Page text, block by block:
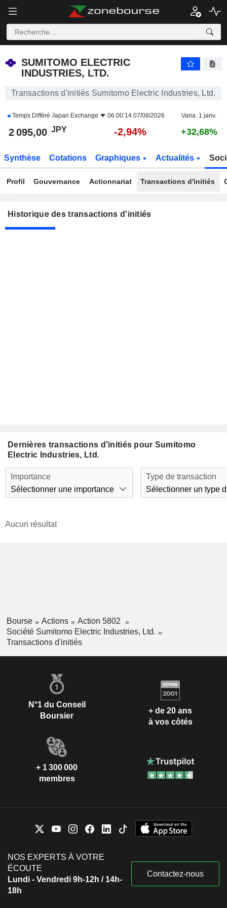
SUMITOMO ELECTRIC
INDUSTRIES, LTD.
Transactions d'initiés Sumitomo Electric Industries, Ltd.
Temps Différé Japan Exchange 06:00:14 07/08/2026 Varia. 1 janv.
2 095,00 JPY -2,94% +32,68%
Synthèse Cotations Graphiques Actualités
Profil Gouvernance Actionnariat Transactions d'initiés
Historique des transactions d'initiés
Dernières transactions d'initiés pour Sumitomo
Electric Industries, Ltd.
Importance
Sélectionner une importance
Type de transaction
Sélectionner un type
Aucun résultat
Bourse Actions
Action 5802
Société Sumitomo Electric Industries, Ltd.
Transactions d'initiés
N°1 du Conseil
Boursier
+ de 20 ans
à vos côtés
+ 1 300 000
membres
NOS EXPERTS À VOTRE
ÉCOUTE
Lundi - Vendredi 9h-12h / 14h-
18h
Contactez-nous